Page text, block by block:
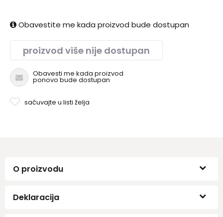
od vrste papira..
Obavestite me kada proizvod bude dostupan
proizvod više nije dostupan
Obavesti me kada proizvod
ponovo bude dostupan
sačuvajte u listi želja
O proizvodu
Deklaracija